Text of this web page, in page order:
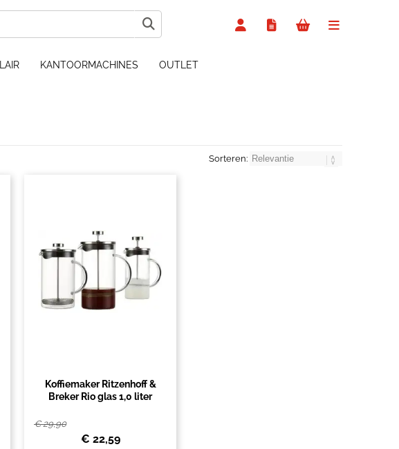
KANTOORMACHINES OUTLET
Sorteren:
Koffiemaker Ritzenhoff &
Breker Rio glas 1,0 liter
€29,90
€ 22,59